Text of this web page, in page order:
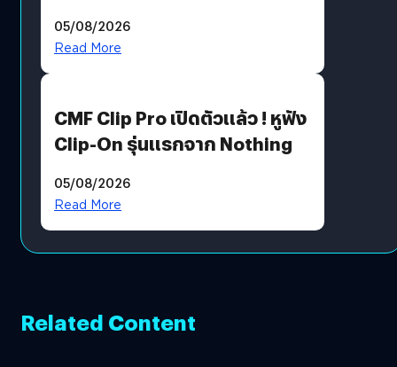
Moon x LINE FRIENDS
05/08/2026
Read More
CMF Clip Pro เปิดตัวแล้ว ! หูฟัง
Clip-On รุ่นแรกจาก Nothing
05/08/2026
Read More
Related Content